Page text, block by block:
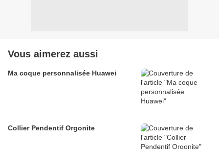
Vous aimerez aussi
Ma coque personnalisée Huawei
Collier Pendentif Orgonite